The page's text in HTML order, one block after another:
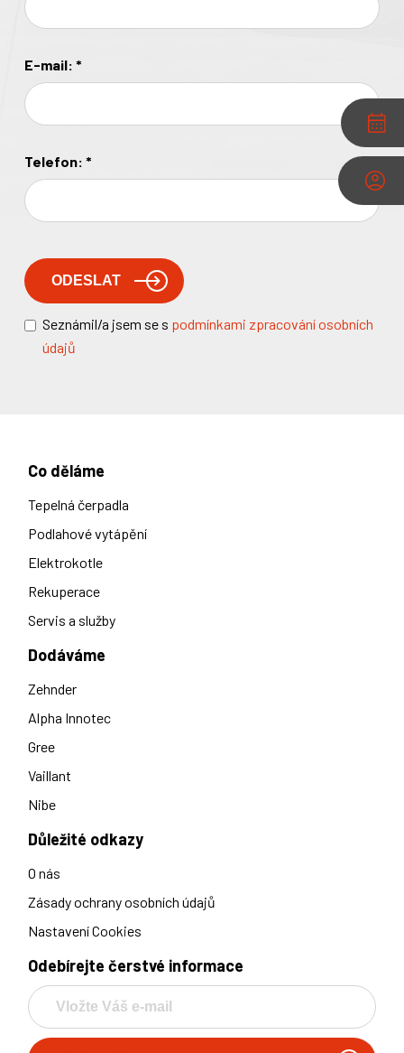
E-mail: *
Telefon: *
Seznámil/a jsem se s podmínkami zpracování osobních
údajů
Co děláme
Tepelná čerpadla
Podlahové vytápění
Elektrokotle
Rekuperace
Servis a služby
Dodáváme
Zehnder
Alpha Innotec
Gree
Vaillant
Nibe
Důležité odkazy
O nás
Zásady ochrany osobních údajů
Nastavení Cookies
Odebírejte čerstvé informace